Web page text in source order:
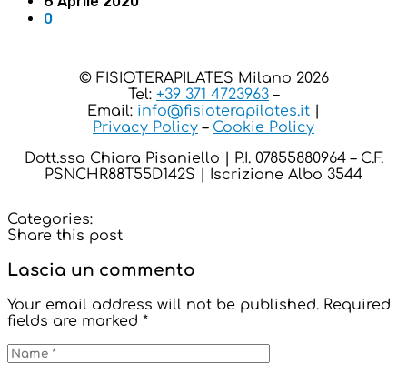
0
© FISIOTERAPILATES Milano 2026
Tel: +39 371 4723963 –
Email: info@fisioterapilates.it
Privacy Policy – Cookie Policy
Dott.ssa Chiara Pisaniello | P.I. 07855880964 – C.F.
PSNCHR88T55D142S | Iscrizione Albo 3544
Categories:
Share this post
Lascia un commento
Your email address will not be published. Required
fields are marked *